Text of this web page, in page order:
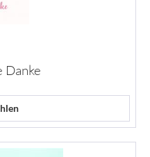
Danke